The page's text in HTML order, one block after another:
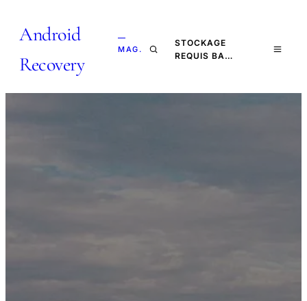
Android
Recovery
—
MAG.
STOCKAGE
REQUIS BA…